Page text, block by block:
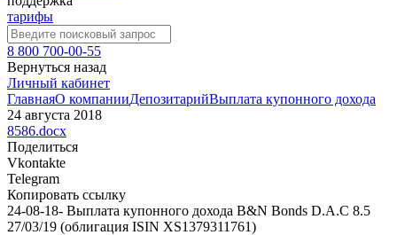
тарифы
8 800 700-00-55
Вернуться назад
Личный кабинет
ГлавнаяО компанииДепозитарийВыплата купонного дохода
24 августа 2018
8586.docx
Поделиться
Vkontakte
Telegram
Копировать ссылку
24-08-18- Выплата купонного дохода B&N Bonds D.A.C 8.5
27/03/19 (облигация ISIN XS1379311761)